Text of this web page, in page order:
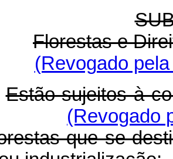
Florestas e
(Revogado
Estão sujeitos à
(Revogado
que se